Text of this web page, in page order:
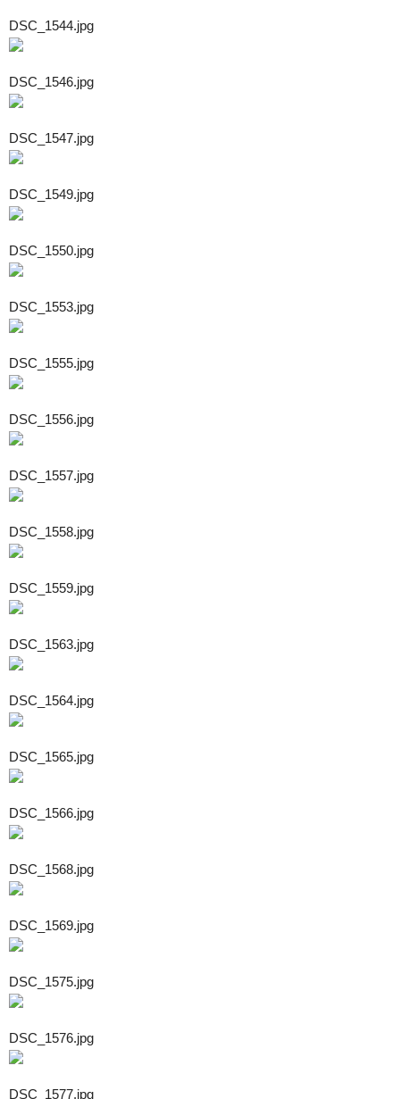
DSC_1544.jpg
DSC_1546.jpg
DSC_1547.jpg
DSC_1549.jpg
DSC_1550.jpg
DSC_1553.jpg
DSC_1555.jpg
DSC_1556.jpg
DSC_1557.jpg
DSC_1558.jpg
DSC_1559.jpg
DSC_1563.jpg
DSC_1564.jpg
DSC_1565.jpg
DSC_1566.jpg
DSC_1568.jpg
DSC_1569.jpg
DSC_1575.jpg
DSC_1576.jpg
DSC_1577.jpg